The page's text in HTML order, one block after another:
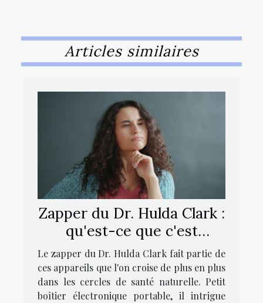
Articles similaires
Zapper du Dr. Hulda Clark :
qu'est-ce que c'est
exactement ?
Le zapper du Dr. Hulda Clark fait partie de
ces appareils que l'on croise de plus en plus
dans les cercles de santé naturelle. Petit
boîtier électronique portable, il intrigue